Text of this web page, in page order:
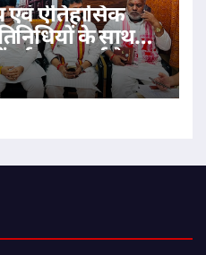
एवं ऐतिहासिक
के साथ
हुई महत्वपूर्ण बैठक